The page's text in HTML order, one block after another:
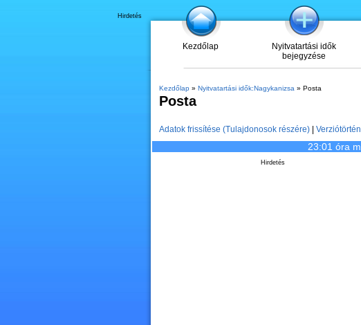
Kezdőlap
Nyitvatartási idők
bejegyzése
Hirdetés
Kezdőlap» Nyitvatartási idők:Nagykanizsa » Posta
Posta
Adatok frissítése (Tulajdonosok részére)|
23:01 óra
Hirdetés